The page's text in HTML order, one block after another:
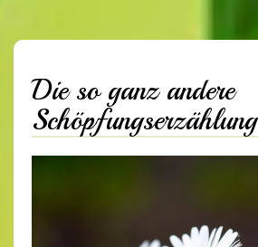
Die so ganz andere
Schöpfungserzählung